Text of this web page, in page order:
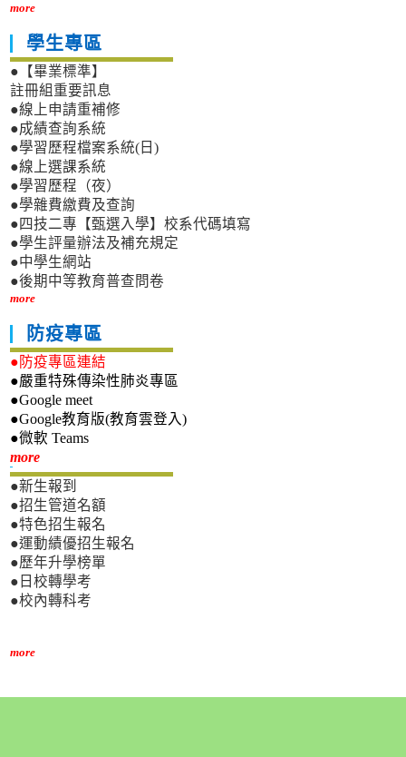
more
學生專區
●【畢業標準】
註冊組重要訊息
●線上申請重補修
●成績查詢系統
●學習歷程檔案系統(日)
●線上選課系統
●學習歷程（夜）
●學雜費繳費及查詢
●四技二專【甄選入學】校系代碼填寫
●學生評量辦法及補充規定
●中學生網站
●後期中等教育普查問卷
more
防疫專區
●防疫專區連結
●嚴重特殊傳染性肺炎專區
●Google meet
●Google教育版(教育雲登入)
●微軟 Teams
more新生專區
●新生報到
●招生管道名額
●特色招生報名
●運動績優招生報名
●歷年升學榜單
●日校轉學考
●校內轉科考
more